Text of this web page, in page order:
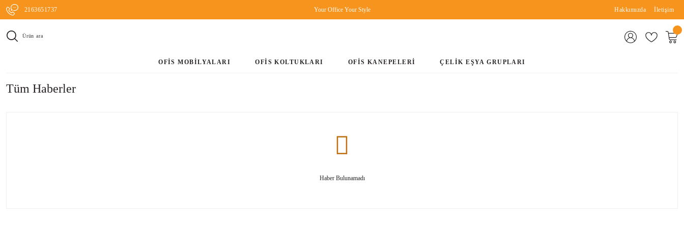
2163651737 Your Office Your Style Hakkımızda İletişim
Ürün ara
OFİS MOBİLYALARI OFİS KOLTUKLARI OFİS KANEPELERİ ÇELİK EŞYA GRUPLARI
Tüm Haberler
Haber Bulunamadı